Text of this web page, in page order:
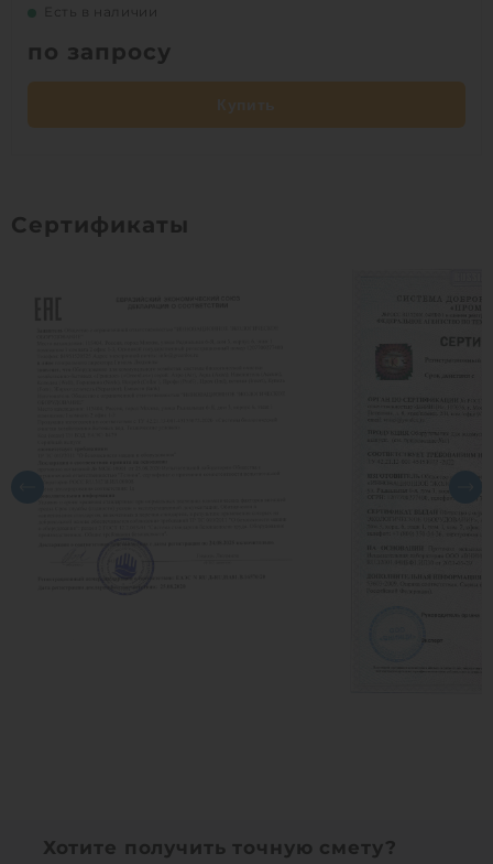
Есть в наличии
по запросу
Сертификаты
Хотите получить точную смету?